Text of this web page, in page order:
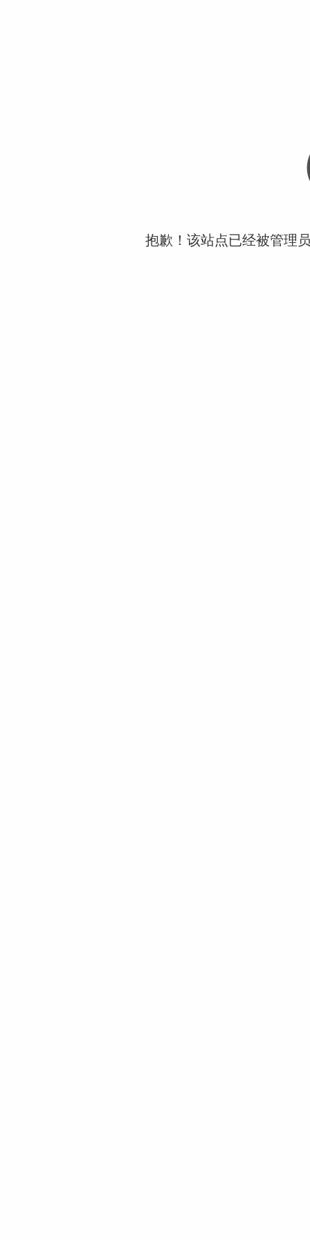
抱歉！该站点已经被管理